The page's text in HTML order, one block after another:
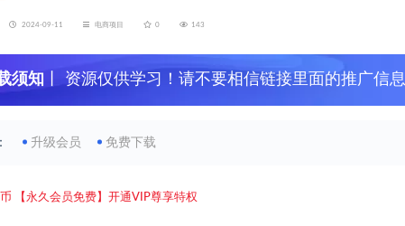
2024-09-11 电商项目 0 143
须知 丨 资源仅供学习！请不要相信链接里面的推广信
： 升级会员 免费下载
【永久会员免费】开通VIP尊享特权